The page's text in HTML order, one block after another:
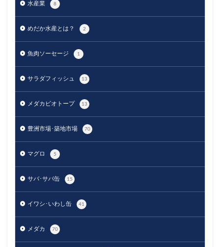
水産業 8
めだか水産とは？ 2
魚肉ソーセージ 1
サラダフィッシュ 13
メダカビオトープ 13
豊洲市場･築地市場 70
マグロ 5
サバ･サバ缶 15
イワシ･いわし缶 41
メダカ 70